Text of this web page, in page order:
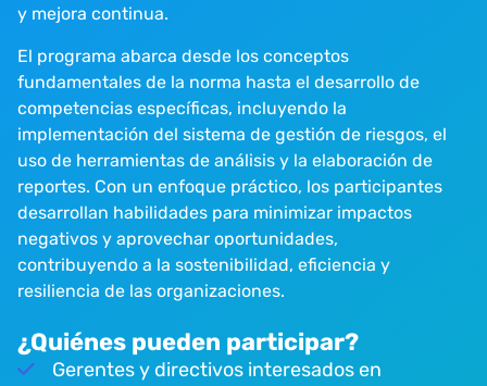
y mejora continua.
El programa abarca desde los conceptos
fundamentales de la norma hasta el desarrollo de
competencias específicas, incluyendo la
implementación del sistema de gestión de riesgos, el
uso de herramientas de análisis y la elaboración de
reportes. Con un enfoque práctico, los participantes
desarrollan habilidades para minimizar impactos
negativos y aprovechar oportunidades,
contribuyendo a la sostenibilidad, eficiencia y
resiliencia de las organizaciones.
¿Quiénes pueden participar?
Gerentes y directivos interesados en